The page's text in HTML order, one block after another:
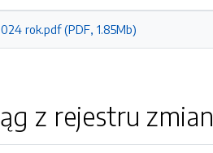
rok.pdf (PDF, 1.85Mb)
z rejestru zmian